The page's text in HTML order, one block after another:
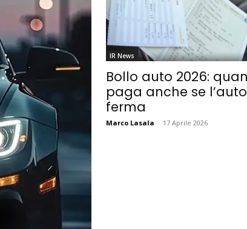
IR News
Bollo auto 2026:
paga anche se
ferma
Marco Lasala - 17 Aprile 2026